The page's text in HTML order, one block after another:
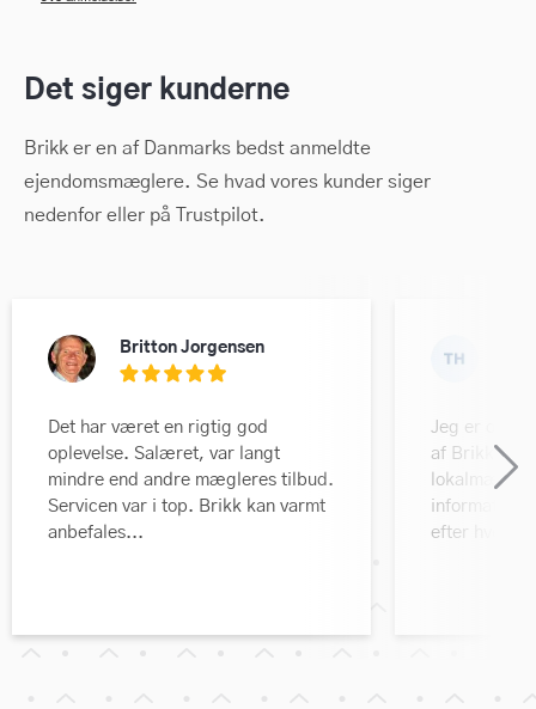
Det siger kunderne
Brikk er en af Danmarks bedst anmeldte
ejendomsmæglere. Se hvad vores kunder siger
nedenfor eller på Trustpilot.
Britton Jorgensen
Det har været en rigtig god
oplevelse. Salæret, var langt
mindre end andre mægleres tilbud.
Servicen var i top. Brikk kan varmt
anbefales...
Jeg er
af Brikk
information
efter hver